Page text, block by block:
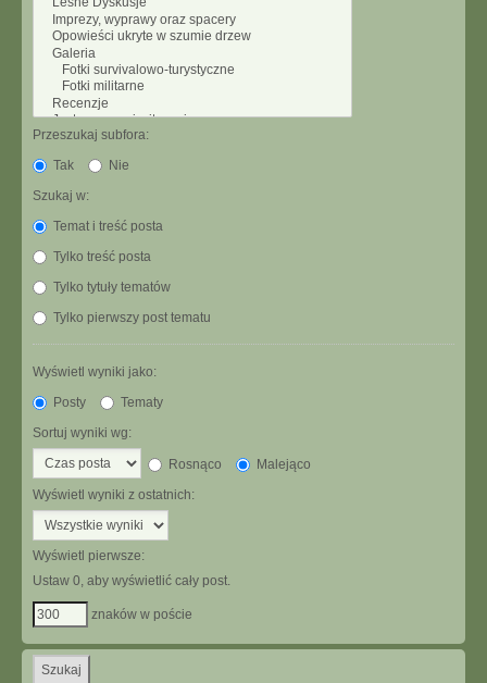
Przeszukaj subfora:
Tak
Nie
Szukaj w:
Temat i treść posta
Tylko treść posta
Tylko tytuły tematów
Tylko pierwszy post tematu
Wyświetl wyniki jako:
Posty
Tematy
Sortuj wyniki wg:
Rosnąco
Malejąco
Wyświetl wyniki z ostatnich:
Wyświetl pierwsze:
Ustaw 0, aby wyświetlić cały post.
znaków w poście